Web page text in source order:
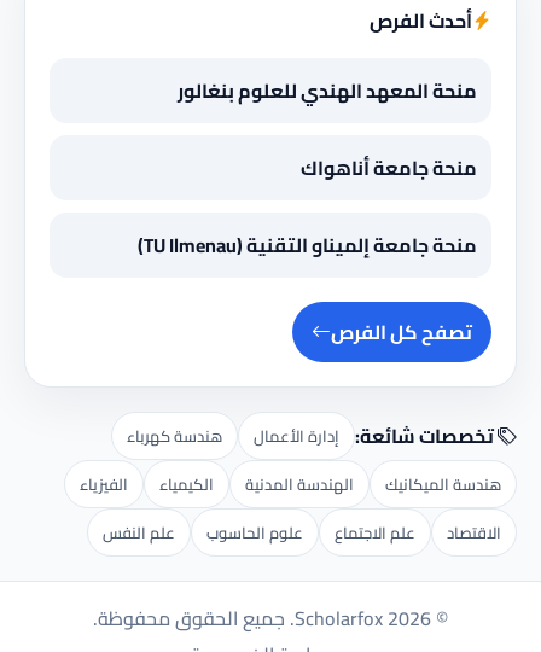
أحدث الفرص
منحة المعهد الهندي للعلوم بنغالور
منحة جامعة أناهواك
منحة جامعة إلميناو التقنية (TU Ilmenau)
تصفح كل الفرص
تخصصات شائعة: إدارة الأعمال
هندسة كهرباء
هندسة الميكانيك
الهندسة المدنية الكيمياء
الفيزياء
الاقتصاد
علم الاجتماع علوم الحاسوب علم النفس
© 2026 Scholarfox. جميع الحقوق محفوظة.